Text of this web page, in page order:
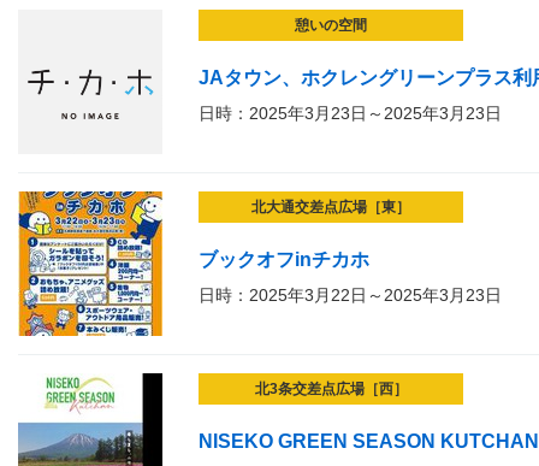
憩いの空間
JAタウン、ホクレングリーンプラス利
日時：2025年3月23日～2025年3月23日
北大通交差点広場［東］
ブックオフinチカホ
日時：2025年3月22日～2025年3月23日
北3条交差点広場［西］
NISEKO GREEN SEASON KUTCHAN